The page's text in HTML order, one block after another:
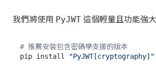
我們將使用 PyJWT 這個輕量且功能強
# 推薦安裝包含密碼學支援的版本
pip install
"PyJWT[cryptography]"